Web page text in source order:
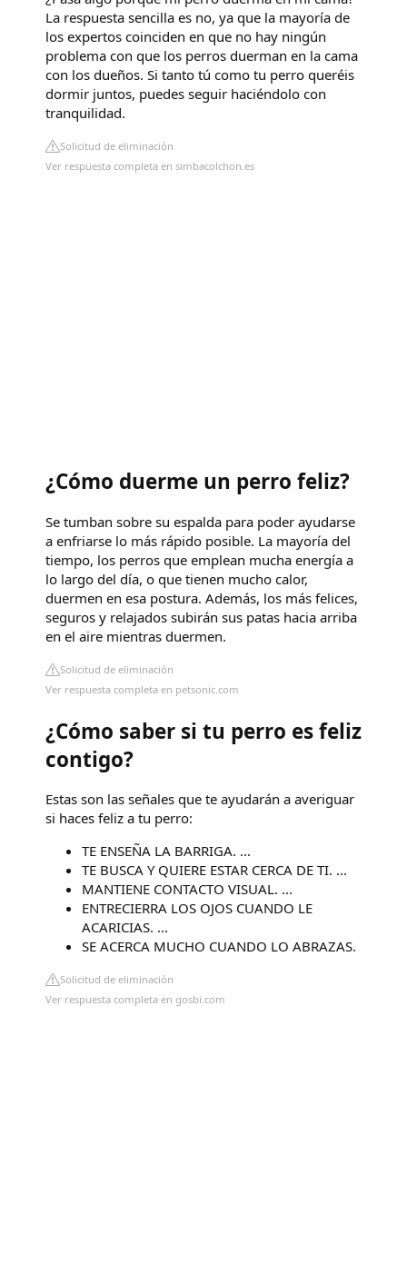
La respuesta sencilla es no, ya que la mayoría de
los expertos coinciden en que no hay ningún
problema con que los perros duerman en la cama
con los dueños. Si tanto tú como tu perro queréis
dormir juntos, puedes seguir haciéndolo con
tranquilidad.
Solicitud de eliminación
Ver respuesta completa en simbacolchon.es
¿Cómo duerme un perro feliz?
Se tumban sobre su espalda para poder ayudarse
a enfriarse lo más rápido posible. La mayoría del
tiempo, los perros que emplean mucha energía a
lo largo del día, o que tienen mucho calor,
duermen en esa postura. Además, los más felices,
seguros y relajados subirán sus patas hacia arriba
en el aire mientras duermen.
Solicitud de eliminación
Ver respuesta completa en petsonic.com
¿Cómo saber si tu perro es feliz
contigo?
Estas son las señales que te ayudarán a averiguar
si haces feliz a tu perro:
TE ENSEÑA LA BARRIGA. ...
TE BUSCA Y QUIERE ESTAR CERCA DE TI. ...
MANTIENE CONTACTO VISUAL. ...
ENTRECIERRA LOS OJOS CUANDO LE
ACARICIAS. ...
SE ACERCA MUCHO CUANDO LO ABRAZAS.
Solicitud de eliminación
Ver respuesta completa en gosbi.com